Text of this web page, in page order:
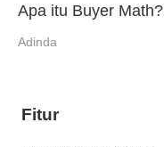
Apa itu Buyer Math?
Adinda
Fitur